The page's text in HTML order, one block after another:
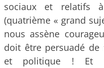
sociaux et relatifs
(quatrième « grand
nous assène
doit être persuadé
et politique ! Et